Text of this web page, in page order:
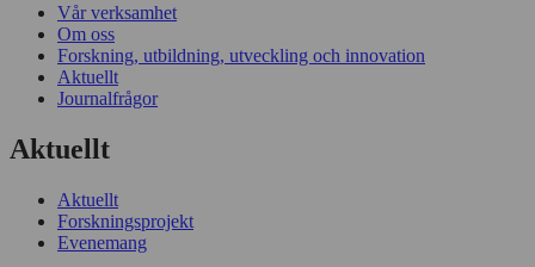
Vår verksamhet
Om oss
Forskning, utbildning, utveckling och innovation
Aktuellt
Journalfrågor
Aktuellt
Aktuellt
Forskningsprojekt
Evenemang